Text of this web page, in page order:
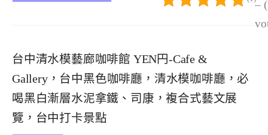
–
台中清水模藝廊咖啡館 YEN円-Cafe &
Gallery，台中黑色咖啡廳，清水模咖啡廳，必
喝黑白漸層水泥拿鐵、司康，複合式藝文展
覽，台中打卡景點